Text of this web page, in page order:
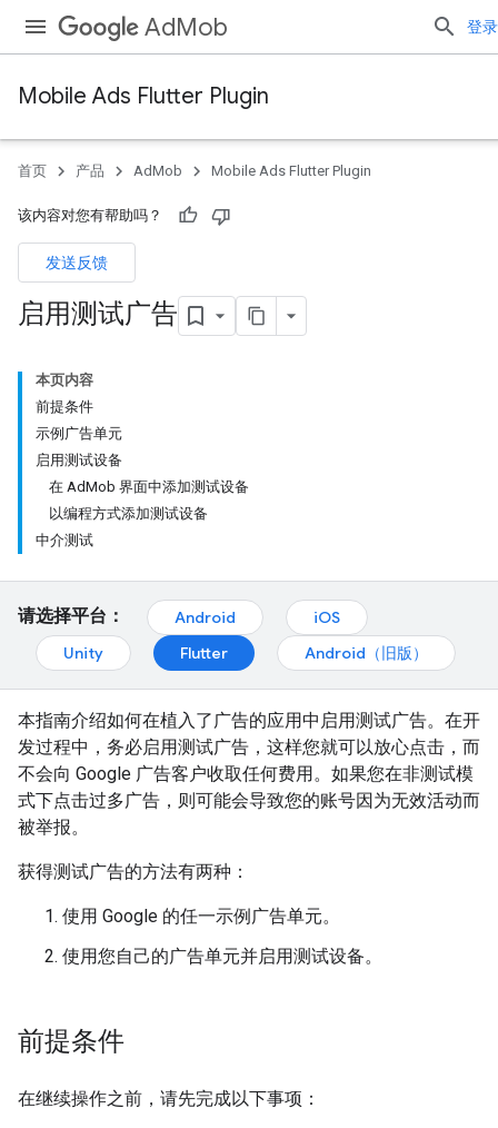
AdMob 登录
Mobile Ads Flutter Plugin
首页 产品 AdMob Mobile Ads Flutter Plugin
该内容对您有帮助吗？
发送反馈
启用测试广告
本页内容
前提条件
示例广告单元
启用测试设备
在 AdMob 界面中添加测试设备
以编程方式添加测试设备
中介测试
请选择平台： Android
iOS
Unity
Flutter Android（旧版）
本指南介绍如何在植入了广告的应用中启用测试广告。在开
发过程中，务必启用测试广告，这样您就可以放心点击，而
不会向 Google 广告客户收取任何费用。如果您在非测试模
式下点击过多广告，则可能会导致您的账号因为无效活动而
被举报。
获得测试广告的方法有两种：
使用 Google 的任一示例广告单元。
使用您自己的广告单元并启用测试设备。
前提条件
在继续操作之前，请先完成以下事项：